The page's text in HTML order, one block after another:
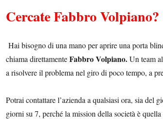
Cercate Fabbro Volpiano?
Hai bisogno di una mano per aprire una porta
chiama direttamenteFabbro Volpiano.Un team
a risolvere il problema nel giro di poco tempo, a
Potrai contattare l’azienda a qualsiasi ora, sia del
giorni su 7, perché la mission della società è